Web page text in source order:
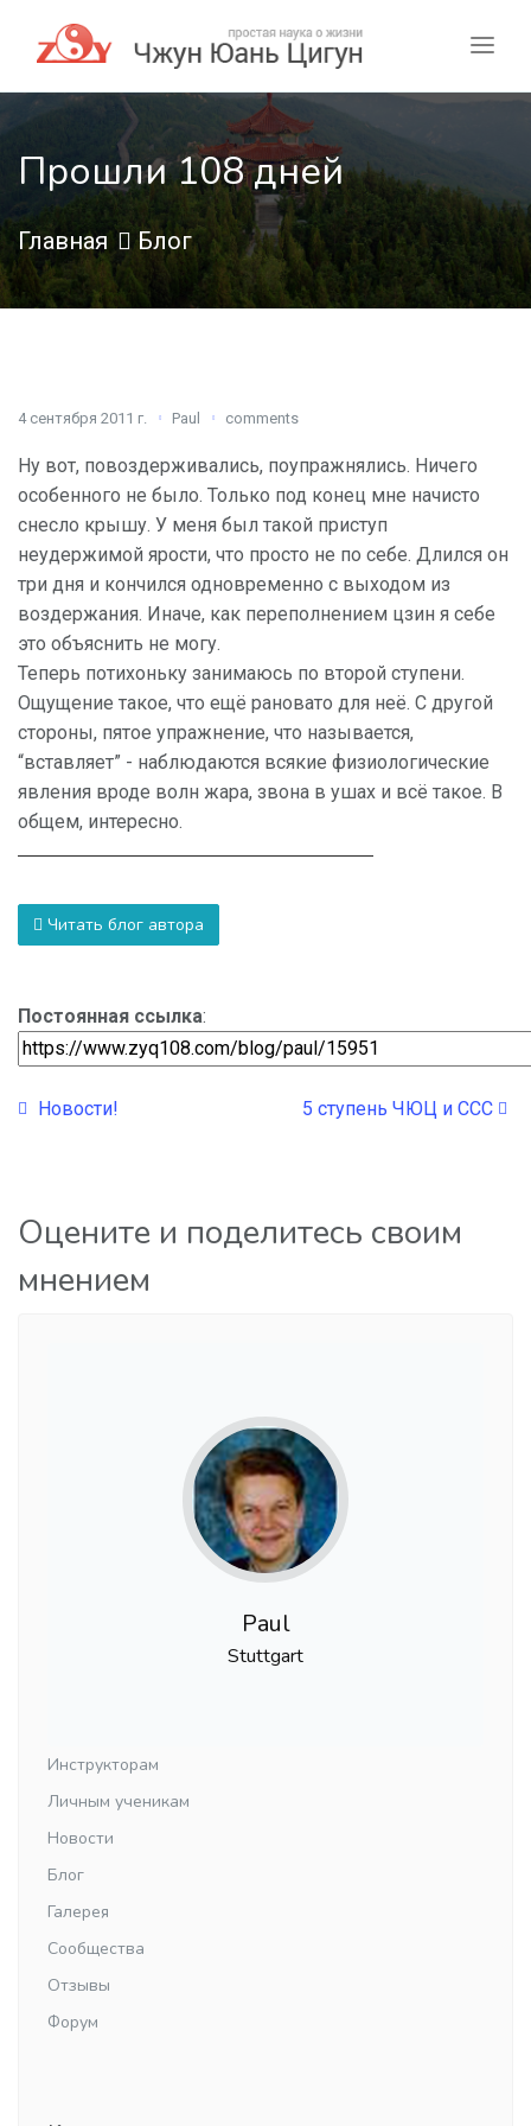
Прошли 108 дней
Главная Блог
4 сентября 2011 г. Paul comments
Ну вот, повоздерживались, поупражнялись. Ничего
особенного не было. Только под конец мне начисто
снесло крышу. У меня был такой приступ
неудержимой ярости, что просто не по себе. Длился он
три дня и кончился одновременно с выходом из
воздержания. Иначе, как переполнением цзин я себе
это объяснить не могу.
Теперь потихоньку занимаюсь по второй ступени.
Ощущение такое, что ещё рановато для неё. С другой
стороны, пятое упражнение, что называется,
“вставляет” - наблюдаются всякие физиологические
явления вроде волн жара, звона в ушах и всё такое. В
общем, интересно.
Читать блог автора
Постоянная ссылка:
Новости! 5 ступень ЧЮЦ и ССС
Оцените и поделитесь своим
мнением
Paul
Stuttgart
Инструкторам
Личным ученикам
Новости
Блог
Галерея
Сообщества
Отзывы
Форум